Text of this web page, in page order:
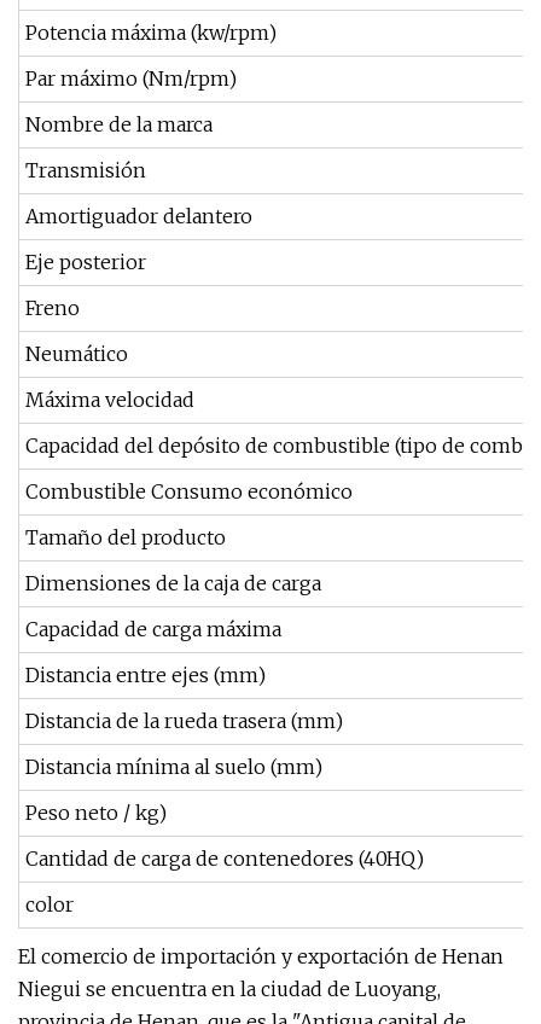
Potencia máxima (kw/rpm)
Par máximo (Nm/rpm)
Nombre de la marca
Transmisión
Amortiguador delantero
Eje posterior
Freno
Neumático
Máxima velocidad
Capacidad del depósito de combustible (tipo de
Combustible Consumo económico
Tamaño del producto
Dimensiones de la caja de carga
Capacidad de carga máxima
Distancia entre ejes (mm)
Distancia de la rueda trasera (mm)
Distancia mínima al suelo (mm)
Peso neto / kg)
Cantidad de carga de contenedores (40HQ)
color
El comercio de importación y exportación de Henan
Niegui se encuentra en la ciudad de Luoyang,